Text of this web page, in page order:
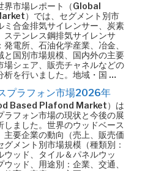
界市場レポート（Global
）では、セグメント別市
ミ合金排気サイレンサー、炭素
ステンレス鋼排気サイレンサ
電所、石油化学産業、冶金、
と国別市場規模、国内外の主要
場シェア、販売チャネルなどの
析を行いました。地域・国 …
プラフォン市場2026年
Based Plafond Market）は
ラフォン市場の現状と今後の展
しました。世界のウッドベース
主要企業の動向（売上、販売価
メント別市場規模（種類別：
ウッド、タイル＆パネルウッ
ウッド、用途別：企業、交通、